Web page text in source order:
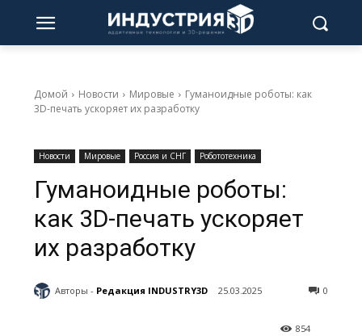
Домой Новости Мировые
Гуманоидные роботы: как
3D-печать ускоряет их разработку
Новости Мировые Россия и СНГ Робототехника
Гуманоидные роботы:
как 3D-печать ускоряет
их разработку
Авторы - Редакция INDUSTRY3D 25.03.2025 0
854